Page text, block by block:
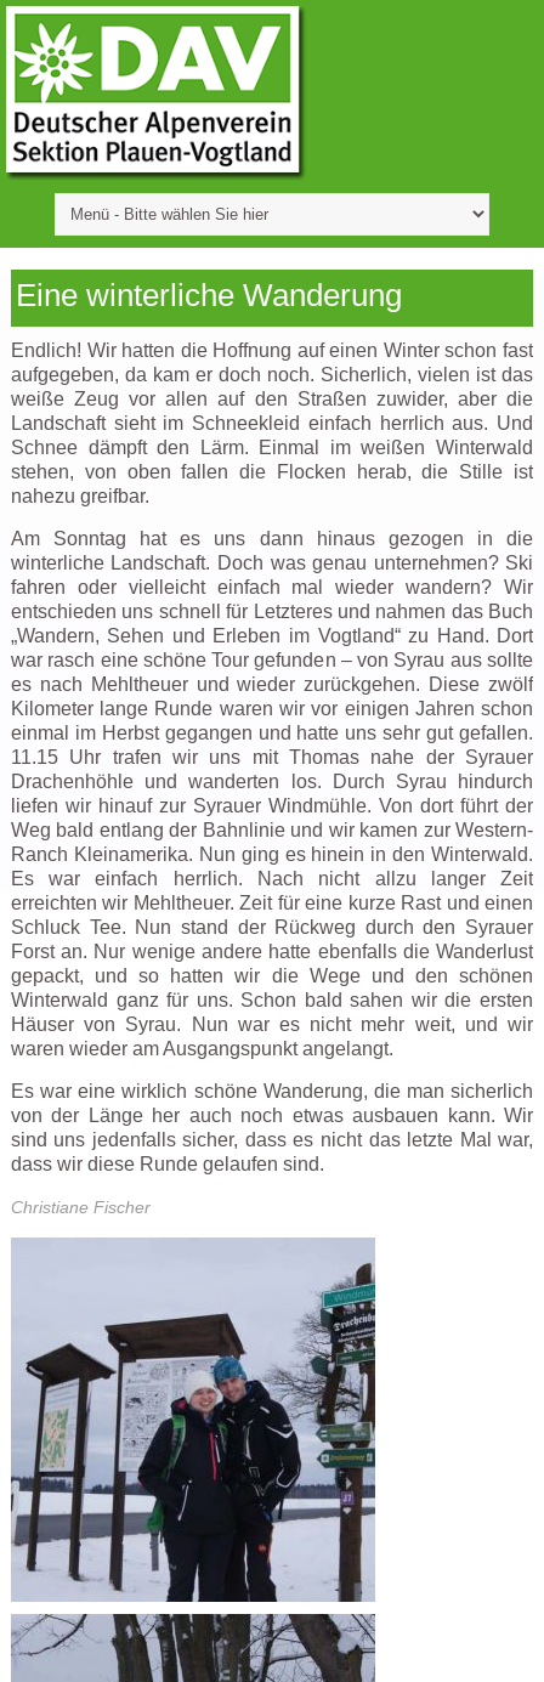
Eine winterliche Wanderung
Endlich! Wir hatten die Hoffnung auf einen Winter schon fast
aufgegeben, da kam er doch noch. Sicherlich, vielen ist das
weiße Zeug vor allen auf den Straßen zuwider, aber die
Landschaft sieht im Schneekleid einfach herrlich aus. Und
Schnee dämpft den Lärm. Einmal im weißen Winterwald
stehen, von oben fallen die Flocken herab, die Stille ist
nahezu greifbar.
Am Sonntag hat es uns dann hinaus gezogen in die
winterliche Landschaft. Doch was genau unternehmen? Ski
fahren oder vielleicht einfach mal wieder wandern? Wir
entschieden uns schnell für Letzteres und nahmen das Buch
„Wandern, Sehen und Erleben im Vogtland“ zu Hand. Dort
war rasch eine schöne Tour gefunden – von Syrau aus sollte
es nach Mehltheuer und wieder zurückgehen. Diese zwölf
Kilometer lange Runde waren wir vor einigen Jahren schon
einmal im Herbst gegangen und hatte uns sehr gut gefallen.
11.15 Uhr trafen wir uns mit Thomas nahe der Syrauer
Drachenhöhle und wanderten los. Durch Syrau hindurch
liefen wir hinauf zur Syrauer Windmühle. Von dort führt der
Weg bald entlang der Bahnlinie und wir kamen zur Western-
Ranch Kleinamerika. Nun ging es hinein in den Winterwald.
Es war einfach herrlich. Nach nicht allzu langer Zeit
erreichten wir Mehltheuer. Zeit für eine kurze Rast und einen
Schluck Tee. Nun stand der Rückweg durch den Syrauer
Forst an. Nur wenige andere hatte ebenfalls die Wanderlust
gepackt, und so hatten wir die Wege und den schönen
Winterwald ganz für uns. Schon bald sahen wir die ersten
Häuser von Syrau. Nun war es nicht mehr weit, und wir
waren wieder am Ausgangspunkt angelangt.
Es war eine wirklich schöne Wanderung, die man sicherlich
von der Länge her auch noch etwas ausbauen kann. Wir
sind uns jedenfalls sicher, dass es nicht das letzte Mal war,
dass wir diese Runde gelaufen sind.
Christiane Fischer